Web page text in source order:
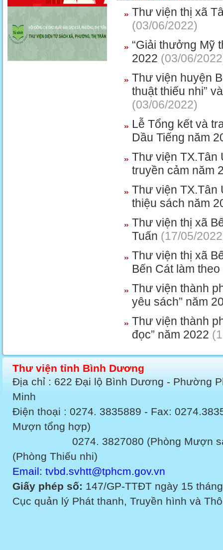
Thư viện thị xã
(03/06/2022)
“Giải thưởng Mỹ
2022 (03/06/
Thư viện huyện
thuật thiếu nhi”
(03/06/2022)
Lễ Tổng kết và
Dầu Tiếng năm
Thư viện TX.Tân
truyền cảm năm
Thư viện TX.Tân
thiệu sách năm
Thư viện thị xã
Tuấn (17/05/
Thư viện thị xã
Bến Cát làm
Thư viện thành
yêu sách” năm
Thư viện thành
đọc” năm 2022
Thư viện tỉnh Bình Dương
Địa chỉ : 622 Đại lộ Bình Dương - Phường
Minh
Điện thoại : 0274. 3835889 - Fax:
Mượn tổng hợp)
0274. 3827080 (Phòng Mượn sách
(Phòng Thiếu nhi)
Email: tvbd.svhtt@tphcm.gov.vn
Giấy phép số: 147/GP-TTĐT ngày 15
Cục quản lý Phát thanh, Truyền hình và